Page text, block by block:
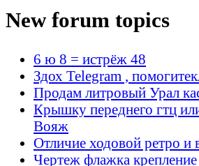
New forum topics
6 ю 8 = истрёж 48
Здох Telegram ,
Продам литровый Урал
Крышку переднего гтц
Вояж
Отличие ходовой ретро и
Чертеж флажка